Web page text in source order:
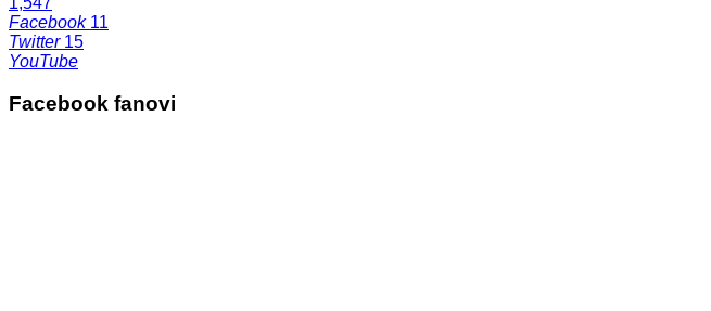
Facebook 11
Twitter 15
YouTube
Facebook fanovi